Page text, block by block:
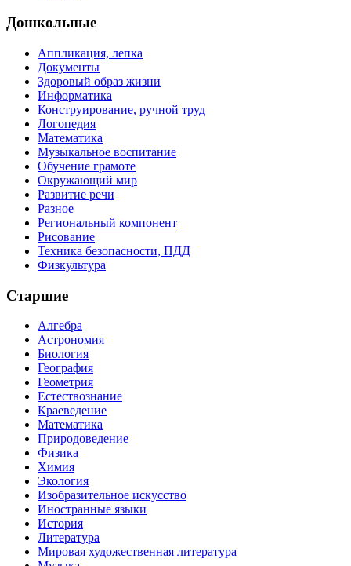
Дошкольные
Аппликация, лепка
Документы
Здоровый образ жизни
Информатика
Конструирование, ручной труд
Логопедия
Математика
Музыкальное воспитание
Обучение грамоте
Окружающий мир
Развитие речи
Разное
Региональный компонент
Рисование
Техника безопасности, ПДД
Физкультура
Старшие
Алгебра
Астрономия
Биология
География
Геометрия
Естествознание
Краеведение
Математика
Природоведение
Физика
Химия
Экология
Изобразительное искусство
Иностранные языки
История
Литература
Мировая художественная литература